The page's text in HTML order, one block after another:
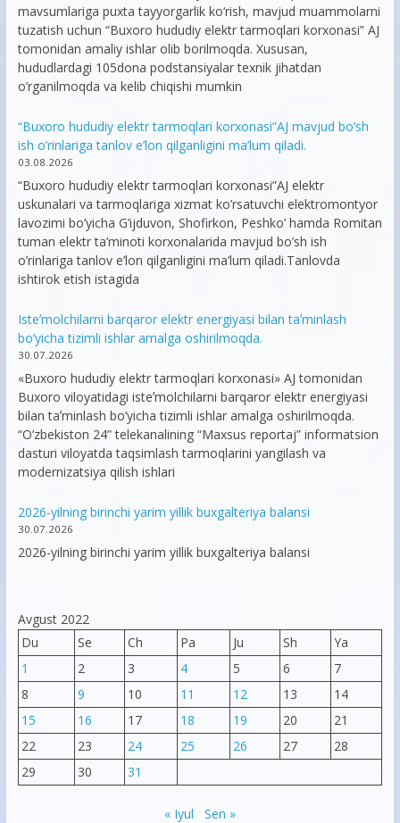
mavsumlariga puxta tayyorgarlik ko‘rish, mavjud muammolarni
tuzatish uchun “Buxoro hududiy elektr tarmoqlari korxonasi” AJ
tomonidan amaliy ishlar olib borilmoqda. Xususan,
hududlardagi 105dona podstansiyalar texnik jihatdan
o’rganilmoqda va kelib chiqishi mumkin
“Buxoro hududiy elektr tarmoqlari korxonasi”AJ mavjud bo’sh
ish o’rinlariga tanlov e’lon qilganligini ma’lum qiladi.
03.08.2026
“Buxoro hududiy elektr tarmoqlari korxonasi”AJ elektr
uskunalari va tarmoqlariga xizmat ko’rsatuvchi elektromontyor
lavozimi bo’yicha G’ijduvon, Shofirkon, Peshko’ hamda Romitan
tuman elektr ta’minoti korxonalarida mavjud bo’sh ish
o’rinlariga tanlov e’lon qilganligini ma’lum qiladi.Tanlovda
ishtirok etish istagida
Isteʼmolchilarni barqaror elektr energiyasi bilan taʼminlash
bo‘yicha tizimli ishlar amalga oshirilmoqda.
30.07.2026
«Buxoro hududiy elektr tarmoqlari korxonasi» AJ tomonidan
Buxoro viloyatidagi isteʼmolchilarni barqaror elektr energiyasi
bilan taʼminlash bo‘yicha tizimli ishlar amalga oshirilmoqda.
“O’zbekiston 24” telekanalining “Maxsus reportaj” informatsion
dasturi viloyatda taqsimlash tarmoqlarini yangilash va
modernizatsiya qilish ishlari
2026-yilning birinchi yarim yillik buxgalteriya balansi
30.07.2026
2026-yilning birinchi yarim yillik buxgalteriya balansi
Avgust 2022
Du
Se Ch Pa Ju Sh
Ya
1
2 3 4 5 6
7
8
9 10 11 12 13
14
15
16 17 18 19 20
21
22
23 24 25 26 27
28
29
30 31
« Iyul Sen »